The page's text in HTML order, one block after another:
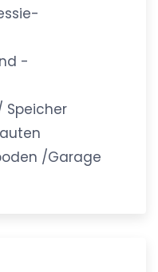
-
Speicher
/Garage